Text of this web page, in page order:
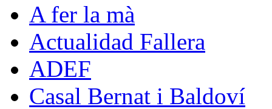
A fer la mà
Actualidad Fallera
ADEF
Casal Bernat i Baldoví